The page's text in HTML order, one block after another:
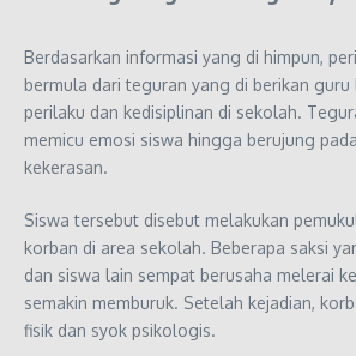
Berdasarkan informasi yang di himpun,
bermula dari teguran yang di berikan
perilaku dan kedisiplinan di sekolah.
memicu emosi siswa hingga berujung
kekerasan.
Siswa tersebut disebut melakukan
korban di area sekolah. Beberapa saksi
dan siswa lain sempat berusaha melerai
semakin memburuk. Setelah kejadian,
fisik dan syok psikologis.